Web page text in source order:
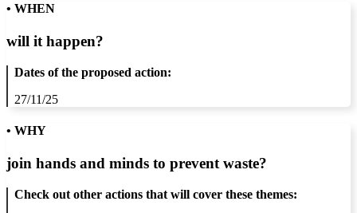
• WHEN
will it happen?
Dates of the proposed action:
27/11/25
• WHY
join hands and minds to prevent waste?
Check out other actions that will cover these themes: